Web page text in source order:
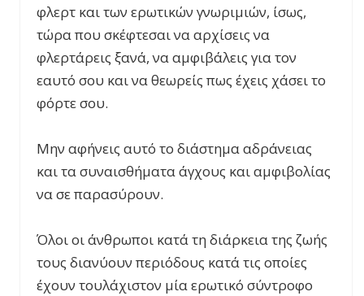
φλερτ και των ερωτικών γνωριμιών, ίσως,
τώρα που σκέφτεσαι να αρχίσεις να
φλερτάρεις ξανά, να αμφιβάλεις για τον
εαυτό σου και να θεωρείς πως έχεις χάσει το
φόρτε σου.
Μην αφήνεις αυτό το διάστημα αδράνειας
και τα συναισθήματα άγχους και αμφιβολίας
να σε παρασύρουν.
Όλοι οι άνθρωποι κατά τη διάρκεια της ζωής
τους διανύουν περιόδους κατά τις οποίες
έχουν τουλάχιστον μία ερωτικό σύντροφο